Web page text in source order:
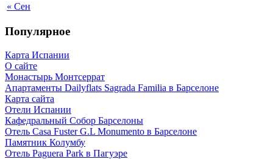
« Сен
Популярное
Карта Испании
О сайте
Монастырь Монтсеррат
Апартаменты Dailyflats Sagrada Familia в Барселоне
Карта сайта
Отели Испании
Кафeдрaльный Собор Барселоны
Отель Casa Fuster G.L Monumento в Барселоне
Пaмятник Колумбу
Отель Paguera Park в Пагуэре